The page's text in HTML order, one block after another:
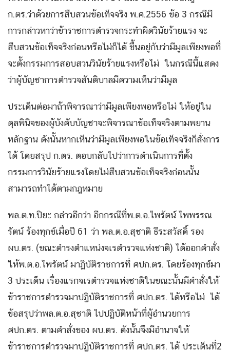
ก.ตร.ว่าด้วยการสืบสวนข้อเท็จจริง พ.ศ.2556 ข้อ 3 กรณีมี
การกล่าวหาว่าข้าราชการตำรวจกระทำผิดวินัยร้ายแรง จะ
สืบสวนข้อเท็จจริงก่อนหรือไม่ก็ได้ ขึ้นอยู่กับว่ามีมูลเพียงพอที่
จะตั้งกรรมการสอบสวนวินัยร้ายแรงหรือไม่ ในกรณีนี้แสดง
ว่าผู้บัญชาการตำรวจสันติบาลมีความเห็นว่ามีมูล
ประเด็นต่อมาถ้าพิจารณาว่ามีมูลเพียงพอหรือไม่ ให้อยู่ใน
ดุลพินิจของผู้บังคับบัญชาจะพิจารณาข้อเท็จจริงตามพยาน
หลักฐาน ดังนั้นหากเห็นว่ามีมูลเพียงพอในข้อเท็จจริงก็สั่งการ
ได้ โดยสรุป ก.ตร. ตอบกลับไปว่าการดำเนินการที่ตั้ง
กรรมการวินัยร้ายแรงโดยไม่สืบสวนข้อเท็จจริงก่อนนั้น
สามารถทำได้ตามกฎหมาย
พล.ต.ท.ปิยะ กล่าวอีกว่า อีกกรณีที่พ.ต.อ.ไพรัตน์ ไพพรรณ
รัตน์ ร้องทุกข์เมื่อปี 61 ว่า พล.ต.อ.สุชาติ ธีระสวัสดิ์ รอง
ผบ.ตร. (ขณะดำรงตำแหน่งจเรตำรวจแห่งชาติ) ได้ออกคำสั่ง
ให้พ.ต.อ.ไพรัตน์ มาฏิบัติราชการที่ ศปก.ตร. โดยร้องทุกข์มา
3 ประเด็น เรื่องแรกจเรตำรวจแห่งชาติในขณะนั้นมีคำสั่งให้
ข้าราชการตำรวจมาปฏิบัติราชการที่ ศปก.ตร. ได้หรือไม่ ได้
ข้อสรุปว่าพล.ต.อ.สุชาติ ไปปฏิบัติหน้าที่ผู้อำนวยการ
ศปก.ตร. ตามคำสั่งของ ผบ.ตร. ดังนั้นจึงมีอำนาจให้
ข้าราชการตำรวจมาปฏิบัติราชการที่ ศปก.ตร. ได้ ประเด็นที่2